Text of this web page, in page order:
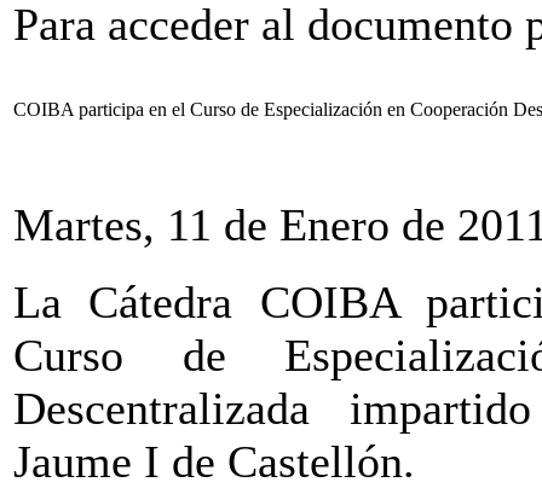
Para acceder al documento
COIBA participa en el Curso de Especialización en Cooperación
Martes, 11 de Enero de
La Cátedra COIBA
Curso de
Descentralizada
Jaume I de Castellón.